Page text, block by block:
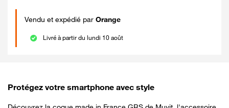
Vendu et expédié par Orange
Livré à partir du lundi 10 août
Protégez votre smartphone avec style